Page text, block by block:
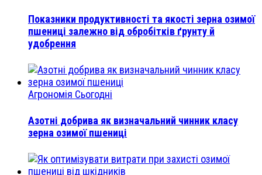
Показники продуктивності та якості зерна озимої
пшениці залежно від обробітків ґрунту й
удобрення
Агрономія Сьогодні
Азотні добрива як визначальний чинник класу
зерна озимої пшениці